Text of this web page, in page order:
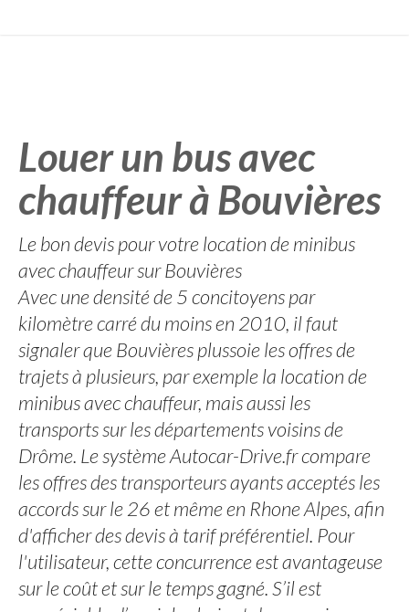
Louer un bus avec
chauffeur à Bouvières
Le bon devis pour votre location de minibus
avec chauffeur sur Bouvières
Avec une densité de 5 concitoyens par
kilomètre carré du moins en 2010, il faut
signaler que Bouvières plussoie les offres de
trajets à plusieurs, par exemple la location de
minibus avec chauffeur, mais aussi les
transports sur les départements voisins de
Drôme. Le système Autocar-Drive.fr compare
les offres des transporteurs ayants acceptés les
accords sur le 26 et même en Rhone Alpes, afin
d'afficher des devis à tarif préférentiel. Pour
l'utilisateur, cette concurrence est avantageuse
sur le coût et sur le temps gagné. S’il est